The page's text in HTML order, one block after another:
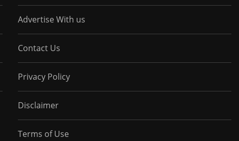
Advertise With us
Contact Us
Privacy Policy
Disclaimer
Terms of Use